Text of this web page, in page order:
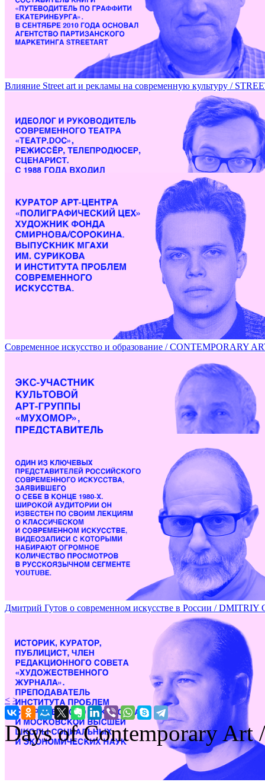
Пражская школа дизайна на DOCA 2018 / PRAGUE DESIGN
Влияние Street art и рекламы на современную культуру /
Эмансипация зрителя в современном театре /
Современное искусство и образование / CONTEMPORARY
Переломные 80-е российского совриска / EIGHTIES: THE
Дмитрий Гутов о современном искусстве в России /
< >
Days of Contemporary Art